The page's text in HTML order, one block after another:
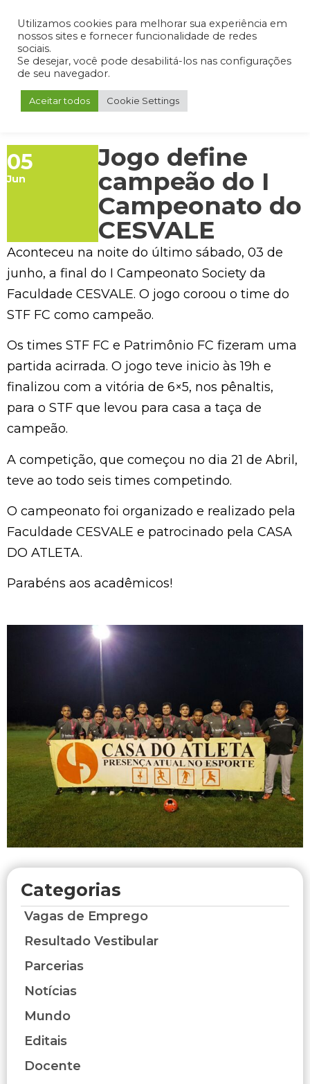
Admin Portal do Aluno Portal do Professor Portal do Coordenador
05
Jun
Jogo define
campeão do I
Campeonato do
CESVALE
Aconteceu na noite do último sábado, 03 de
junho, a final do I Campeonato Society da
Faculdade CESVALE. O jogo coroou o time do
STF FC como campeão.
Os times STF FC e Patrimônio FC fizeram uma
partida acirrada. O jogo teve inicio às 19h e
finalizou com a vitória de 6×5, nos pênaltis,
para o STF que levou para casa a taça de
campeão.
A competição, que começou no dia 21 de Abril,
teve ao todo seis times competindo.
O campeonato foi organizado e realizado pela
Faculdade CESVALE e patrocinado pela CASA
DO ATLETA.
Parabéns aos acadêmicos!⁠⁠⁠⁠
Categorias
Vagas de Emprego
Resultado Vestibular
Parcerias
Notícias
Mundo
Editais
Docente
Utilizamos cookies para melhorar sua experiência em
nossos sites e fornecer funcionalidade de redes
sociais.
Se desejar, você pode desabilitá-los nas configurações
de seu navegador.
Aceitar todos Cookie Settings